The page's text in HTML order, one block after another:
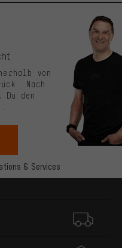
& Services
von
Nach
Du den